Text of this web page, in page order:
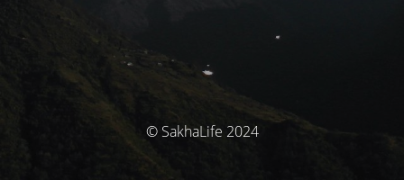
© SakhaLife 2024